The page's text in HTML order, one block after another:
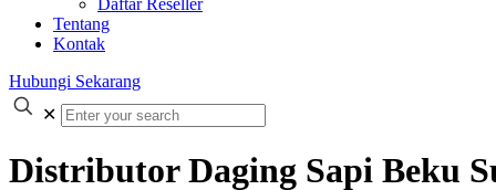
Daftar Reseller
Tentang
Kontak
Hubungi Sekarang
✕
Distributor Daging Sapi Beku